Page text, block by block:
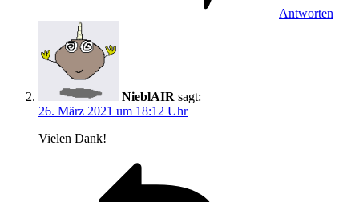
Antworten
NieblAIR sagt:
26. März 2021 um 18:12 Uhr
Vielen Dank!